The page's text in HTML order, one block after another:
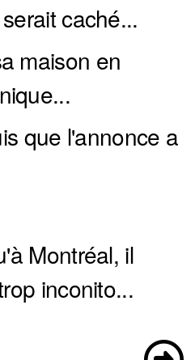
caché...
maison en
que l'annonce a
Montréal, il
inconito...